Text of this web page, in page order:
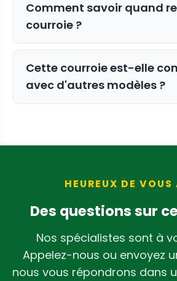
Comment savoir quand
courroie ?
Si vous remarquez un bruit
effilochage visible ou si les
tournent de manière
temps de remplacer votre
Cette courroie est-elle
avec d'autres modèles ?
CenturionPro Gladiator.
pour différents modèles.
HEUREUX DE VOUS
Des questions sur
Nos spécialistes sont à
Appelez-nous ou envoyez
nous vous répondrons dans